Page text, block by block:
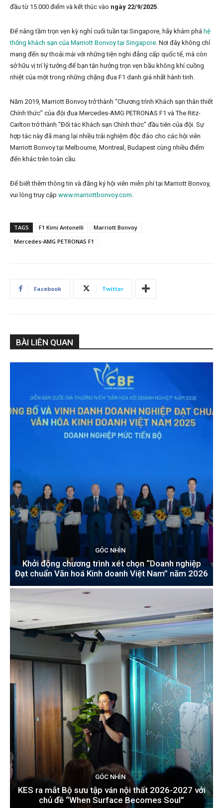
đầu từ 15.000 điểm và kết thúc vào ngày 22/9/2025
Để nâng tầm trọn vẹn kỳ nghỉ cuối tuần tại Singapore, hãy khám phá hệ
thống khách sạn của Marriott Bonvoy tại Singapore . Nơi đây không chỉ
mang đến sự thoải mái với những tiện nghi đẳng cấp quốc tế, mà còn
sở hữu vị trí lý tưởng để bạn tận hưởng trọn vẹn bầu không khí cuồng
nhiệt của một trong những chặng đua F1 danh giá nhất hành tinh.
Năm 2019, Marriott Bonvoy trở thành “Chương trình Khách sạn thân thiết
Chính thức” của đội đua Mercedes-AMG PETRONAS F1 và The Ritz-
Carlton trở thành “Đối tác Khách sạn Chính thức” đầu tiên của đội. Sự
hợp tác này đã mang lại nhiều trải nghiệm độc đáo cho các hội viên
Marriott Bonvoy tại Melbourne, Montreal, Budapest cùng nhiều điểm
đến khác trên toàn cầu.
Để biết thêm thông tin và đăng ký hội viên miễn phí tại Marriott Bonvoy,
vui lòng truy cập www.marriottbonvoy.com
TAGS F1 Kimi Antonelli
Marriott Bonvoy
Mercedes-AMG PETRONAS F1
Facebook Twitter
BÀI LIÊN QUAN
GÓC NHÌN
Khởi động chương trình xét chọn “Doanh nghiệp
Đạt chuẩn Văn hoá Kinh doanh Việt Nam” năm 2026
GÓC NHÌN
KES ra mắt Bộ sưu tập ván nội thất 2026-2027 với
chủ đề “When Surface Becomes Soul”